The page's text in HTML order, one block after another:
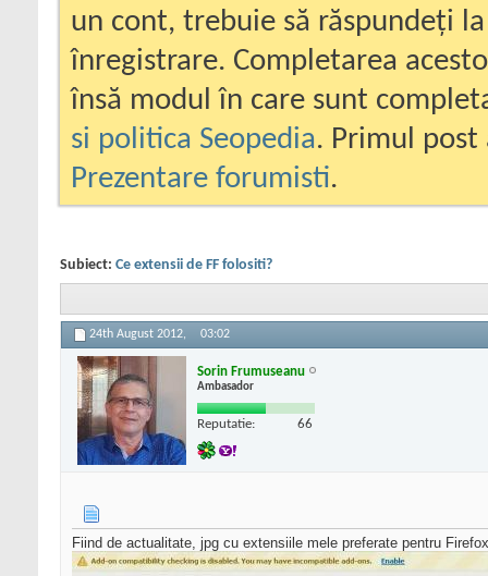
un cont, trebuie să răspundeți
înregistrare. Completarea
însă modul în care sunt
si politica Seopedia. Primul
Prezentare forumisti.
Subiect: Ce extensii de FF folositi?
24th August 2012, 03:02
Sorin Frumuseanu
Ambasador
Reputatie: 66
Fiind de actualitate, jpg cu extensiile mele preferate pentru